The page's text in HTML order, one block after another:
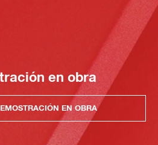
en obra
EN OBRA